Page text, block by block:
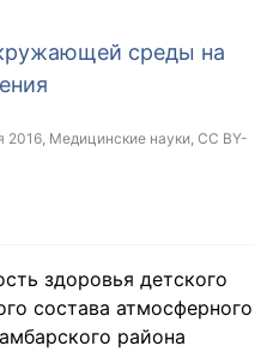
среды на
2016, Медицинские науки, CC BY-
здоровья детского
состава атмосферного
района